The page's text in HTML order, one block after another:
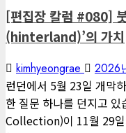
2026년 08월 05일
6
게재된 글
아침마다 지혜
[아침마다 지혜 #436] 누
[편집장 칼럼 #080]
(hinterland)’의 가치
kimhyeongrae 2026
런던에서 5월 23일 개막
한 질문 하나를 던지고
Collection)이 11월 29일